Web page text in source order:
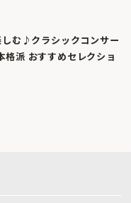
む♪クラシックコンサー
格派 おすすめセレクショ